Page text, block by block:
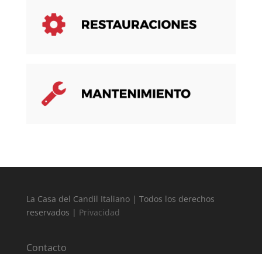
La Casa del Candil Italiano | Todos los derechos
reservados | Privacidad
Contacto